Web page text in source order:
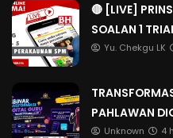
🔴 [LIVE]
SOALAN 1
Yu. Chekgu LK
PAHLAWAN
Unknown 4